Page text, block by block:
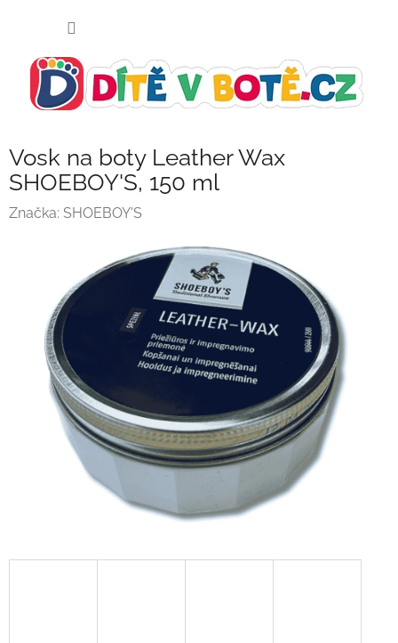
Vosk na boty Leather Wax
SHOEBOY'S, 150 ml
Značka: SHOEBOY'S